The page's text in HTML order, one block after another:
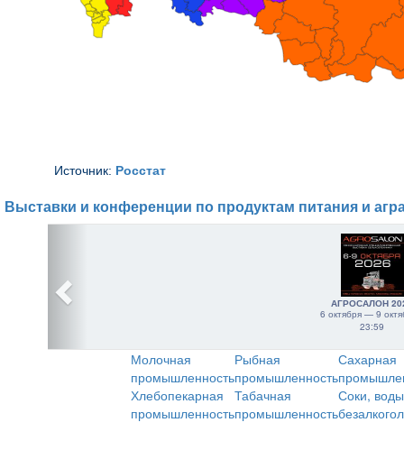
Источник: Росстат
Выставки и конференции по продуктам питания и
АГРОСАЛОН
6 октября — 9
23:59
Молочная
промышленность
Рыбная
промышленность
Сахарная
Хлебопекарная
промышленность
Табачная
промышленность
Соки,